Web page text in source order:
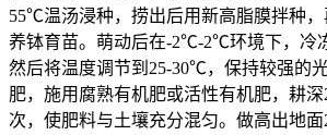
55℃温汤浸种，捞出后用新高脂膜拌种
养钵育苗。萌动后在-2℃-2℃环境下，冷
然后将温度调节到25-30℃，保持较强
肥，施用腐熟有机肥或活性有机肥，耕深
次，使肥料与土壤充分混匀。做高出地面